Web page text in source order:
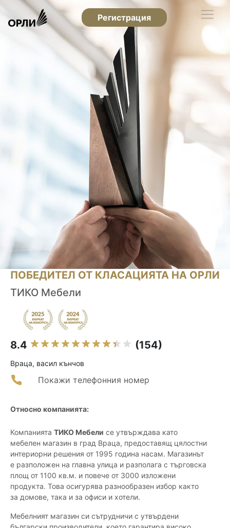
Регистрация
ПОБЕДИТЕЛ ОТ КЛАСАЦИЯТА НА ОРЛИ
ТИКО Мебели
8.4 (154)
Враца, васил кънчов
Покажи телефонния номер
Относно компанията:
Компанията ТИКО Мебели се утвърждава като
мебелен магазин в град Враца, предоставящ цялостни
интериорни решения от 1995 година насам. Магазинът
е разположен на главна улица и разполага с търговска
площ от 1100 кв.м. и повече от 3000 изложени
продукта. Това осигурява разнообразен избор както
за домове, така и за офиси и хотели.
Мебелният магазин си сътрудничи с утвърдени